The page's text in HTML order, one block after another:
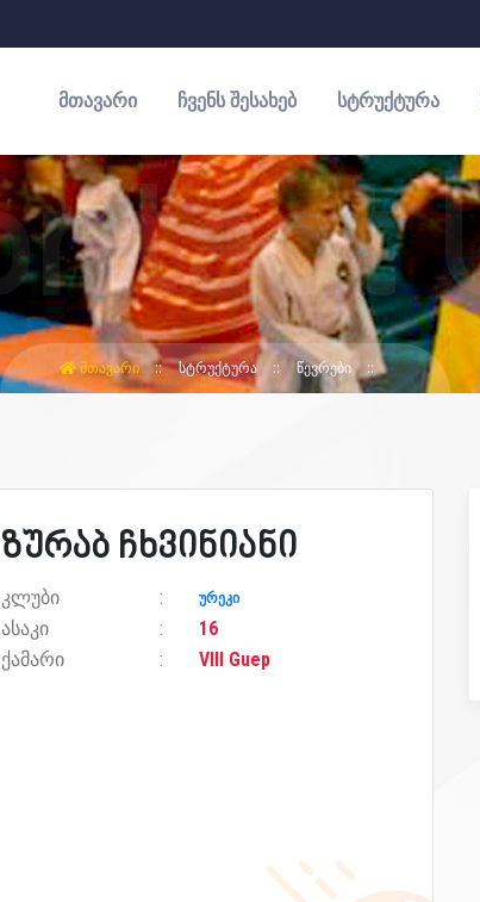
ᲛᲗᲐᲕᲐᲠᲘ ᲩᲕᲔᲜᲡ ᲨᲔᲡᲐᲮᲔᲑ ᲡᲢᲠᲣᲥᲢᲣᲠᲐ
ᲛᲗᲐᲕᲐᲠᲘ ᲡᲢᲠᲣᲥᲢᲣᲠᲐ ᲬᲔᲕᲠᲔᲑᲘ
ზურაბ ჩხვინიანი
კლუბი ურეკი
ასაკი
16
ქამარი
VIII Guep